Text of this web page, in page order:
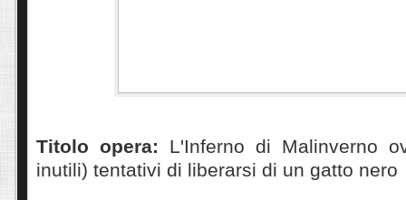
Titolo opera: L'Inferno di Malinverno
inutili) tentativi di liberarsi di un gatto nero